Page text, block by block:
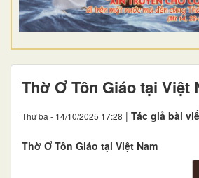
Thờ Ơ Tôn Giáo tại Việt
Thứ ba - 14/10/2025 17:28 | Tác giả bài
Thờ Ơ Tôn Giáo tại Việt Nam